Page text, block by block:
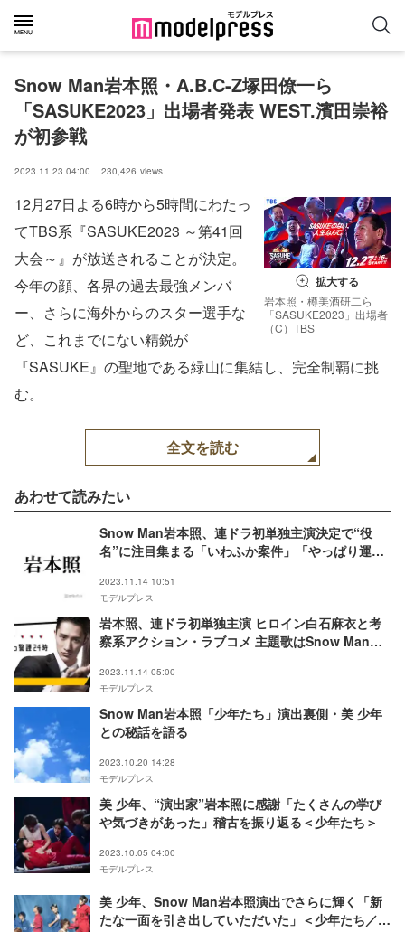
Snow Man岩本照・A.B.C-Z塚田僚一ら
「SASUKE2023」出場者発表 WEST.濱田崇裕
が初参戦
2023.11.23 04:00 230,426 views
拡大する
岩本照・樽美酒研二ら
「SASUKE2023」出場者
（C）TBS
12月27日よる6時から5時間にわたっ
てTBS系『SASUKE2023 ～第41回
大会～』が放送されることが決定。
今年の顔、各界の過去最強メンバ
ー、さらに海外からのスター選手な
ど、これまでにない精鋭が
『SASUKE』の聖地である緑山に集結し、完全制覇に挑
む。
全文を読む
あわせて読みたい
Snow Man岩本照、連ドラ初単独主演決定で“役
名”に注目集まる「いわふか案件」「やっぱり運
2023.11.14 10:51
モデルプレス
岩本照、連ドラ初単独主演 ヒロイン白石麻衣と考
察系アクション・ラブコメ 主題歌はSnow Man新
2023.11.14 05:00
モデルプレス
Snow Man岩本照「少年たち」演出裏側・美 少年
との秘話を語る
2023.10.20 14:28
モデルプレス
美 少年、“演出家”岩本照に感謝「たくさんの学び
や気づきがあった」稽古を振り返る＜少年たち＞
2023.10.05 04:00
モデルプレス
美 少年、Snow Man岩本照演出でさらに輝く「新
たな一面を引き出していただいた」＜少年たち／コ